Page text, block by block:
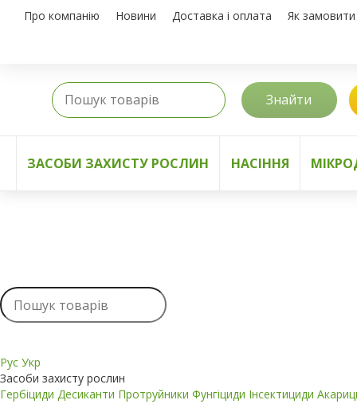
Про компанію Новини Доставка і оплата Як замовити
Знайти
ЗАСОБИ ЗАХИСТУ РОСЛИН НАСІННЯ
Рус Укр
Засоби захисту рослин
Гербіциди Десиканти Протруйники Фунгіциди Інсектициди